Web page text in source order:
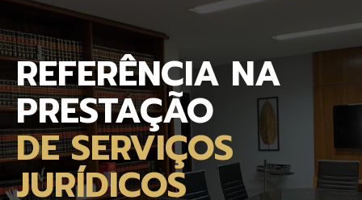
REFERÊNCIA NA
PRESTAÇÃO
DE SERVIÇOS
JURÍDICOS